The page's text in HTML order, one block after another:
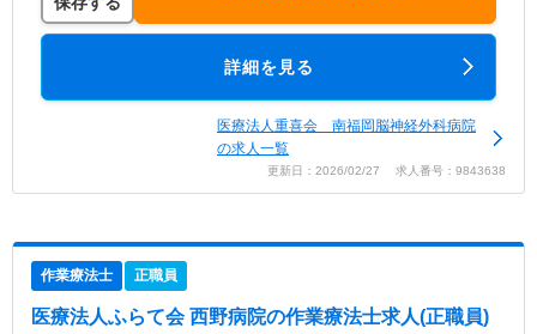
詳細を見る
医療法人重喜会 南福岡脳神経外科病院
の求人一覧
更新日：2026/02/27 求人番号：9843638
作業療法士 正職員
医療法人ふらて会 西野病院の作業療法士求人(正職員)